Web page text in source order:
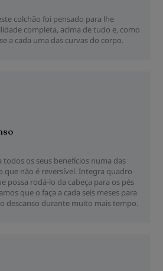
colchão foi pensado para lhe
completa, acima de tudo e, como
a cada uma das curvas do corpo.
todos os seus benefícios numa das
que não é reversível. Integra quadro
possa rodá-lo da cabeça para os pés
que o faça a cada seis meses para
descanso durante muito mais tempo.